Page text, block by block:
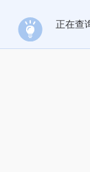
正在查